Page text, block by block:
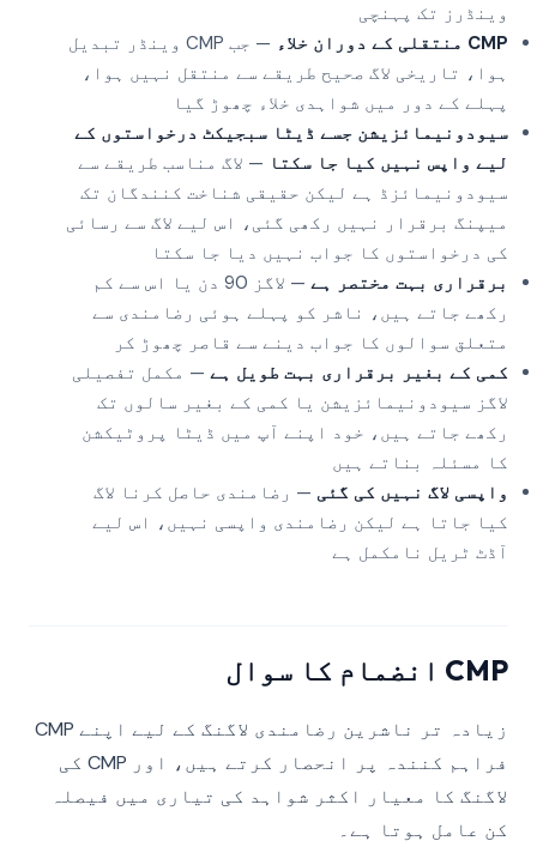
وینڈرز تک پہنچی
CMP منتقلی کے دوران خلاء
— جب CMP وینڈر تبدیل
ہوا، تاریخی لاگ صحیح طریقے سے منتقل نہیں ہوا،
پہلے کے دور میں شواہدی خلاء چھوڑ گیا
سیودونیمائزیشن جسے ڈیٹا سبجیکٹ درخواستوں کے
لیے واپس نہیں کیا جا سکتا — لاگ مناسب طریقے سے
سیودونیمائزڈ ہے لیکن حقیقی شناخت کنندگان تک
میپنگ برقرار نہیں رکھی گئی، اس لیے لاگ سے رسائی
کی درخواستوں کا جواب نہیں دیا جا سکتا
برقراری بہت مختصر ہے
— لاگز 90 دن یا اس سے کم
رکھے جاتے ہیں، ناشر کو پہلے ہوئی رضامندی سے
متعلق سوالوں کا جواب دینے سے قاصر چھوڑ کر
کمی کے بغیر برقراری بہت طویل ہے — مکمل تفصیلی
لاگز سیودونیمائزیشن یا کمی کے بغیر سالوں تک
رکھے جاتے ہیں، خود اپنے آپ میں ڈیٹا پروٹیکشن
کا مسئلہ بناتے ہیں
واپسی لاگ نہیں کی گئی — رضامندی حاصل کرنا لاگ
کیا جاتا ہے لیکن رضامندی واپسی نہیں، اس لیے
آڈٹ ٹریل نامکمل ہے
CMP انضمام کا سوال
زیادہ تر ناشرین رضامندی لاگنگ کے لیے اپنے CMP
فراہم کنندہ پر انحصار کرتے ہیں، اور CMP کی
لاگنگ کا معیار اکثر شواہد کی تیاری میں فیصلہ
کن عامل ہوتا ہے۔